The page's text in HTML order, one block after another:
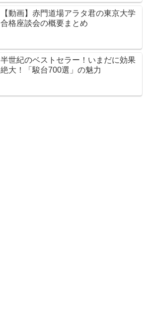
【動画】赤門道場アラタ君の東京大学
合格座談会の概要まとめ
半世紀のベストセラー！いまだに効果
絶大！「駿台700選」の魅力